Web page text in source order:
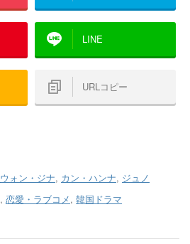
LINE
URLコピー
ウォン・ジナ, カン・ハンナ, ジュノ
, 恋愛・ラブコメ, 韓国ドラマ